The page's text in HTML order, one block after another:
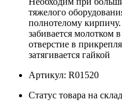
тяжелого
полнотелому
забивается молотком
отверстие в
затягивается гайкой
Артикул: R01520
Статус товара на